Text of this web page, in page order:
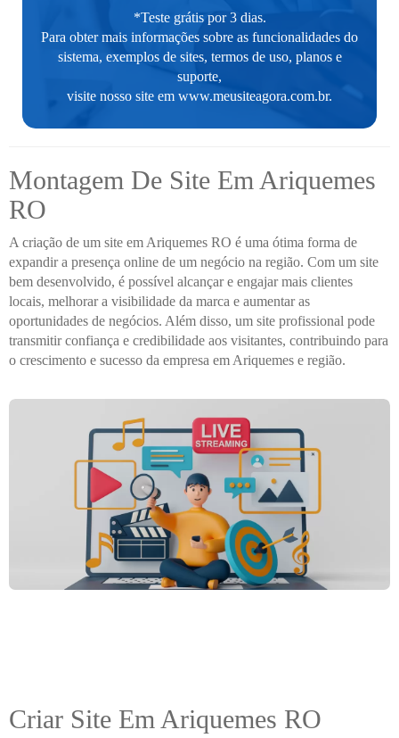
*Teste grátis por 3 dias.
Para obter mais informações sobre as funcionalidades do
sistema, exemplos de sites, termos de uso, planos e
suporte,
visite nosso site em www.meusiteagora.com.br.
Montagem De Site Em Ariquemes
RO
A criação de um site em Ariquemes RO é uma ótima forma de
expandir a presença online de um negócio na região. Com um site
bem desenvolvido, é possível alcançar e engajar mais clientes
locais, melhorar a visibilidade da marca e aumentar as
oportunidades de negócios. Além disso, um site profissional pode
transmitir confiança e credibilidade aos visitantes, contribuindo para
o crescimento e sucesso da empresa em Ariquemes e região.
Criar Site Em Ariquemes RO